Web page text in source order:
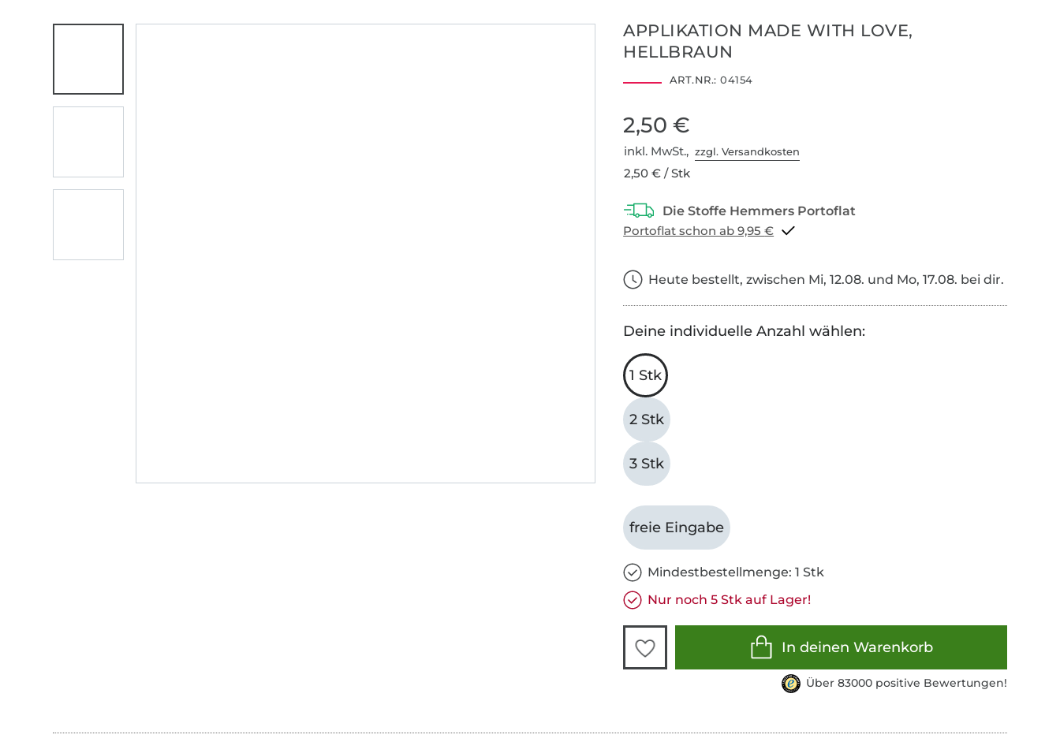
APPLIKATION MADE WITH LOVE,
HELLBRAUN
ART.NR.: 04154
2,50 €
inkl. MwSt.,zzgl. Versandkosten
2,50 € / Stk
Portoflat schon ab 9,95 €
Heute bestellt, zwischen Mi, 12.08. und Mo, 17.08. bei dir.
Deine individuelle Anzahl wählen:
1 Stk
2 Stk
3 Stk
freie Eingabe
Mindestbestellmenge: 1 Stk
Nur noch 5 Stk auf Lager!
In deinen Warenkorb
Über 83000 positive Bewertungen!